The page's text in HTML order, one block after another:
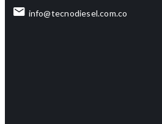
info@tecnodiesel.com.co